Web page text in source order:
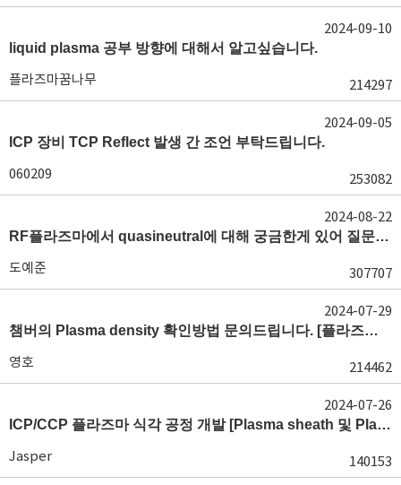
liquid plasma 공부 방향에 대해서 알고싶습니다.
플라즈마꿈나무 214297
2024-09-10
ICP 장비 TCP Reflect 발생 간 조언 부탁드립니다.
060209 253082
2024-09-05
RF플라즈마에서 quasineutral에 대해 궁금한게 있어 질문글 올립니다.[quasineutral]
도예준 307707
2024-08-22
챔버의 Plasma density 확인방법 문의드립니다. [플라즈마 모니터링, OES, LP]
영호 214462
2024-07-29
ICP/CCP 플라즈마 식각 공정 개발 [Plasma sheath 및 Plasma generation]
Jasper 140153
2024-07-26